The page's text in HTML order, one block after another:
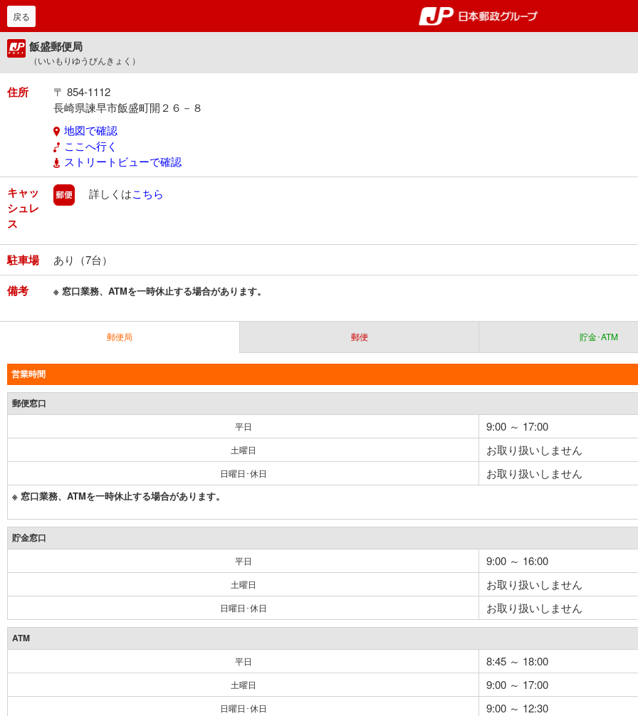
郵便局・日本郵政グルー
戻る
飯盛郵便局
（いいもりゆうびんきょく）
住所
〒 854-1112
長崎県諫早市飯盛町開２６－８
地図で確認
ここへ行く
ストリートビューで確認
キャッ
シュレ
ス
郵便
詳しくはこちら
駐車場 あり（7台）
備考 ※ 窓口業務、ATMを一時休止する場合があります。
郵便局 郵便 貯金･ATM
営業時間
郵便窓口
平日 9:00 ～ 17:00
土曜日 お取り扱いしません
日曜日･休日 お取り扱いしません
※ 窓口業務、ATMを一時休止する場合があります。
貯金窓口
平日 9:00 ～ 16:00
土曜日 お取り扱いしません
日曜日･休日 お取り扱いしません
ATM
平日 8:45 ～ 18:00
土曜日 9:00 ～ 17:00
日曜日･休日 9:00 ～ 12:30